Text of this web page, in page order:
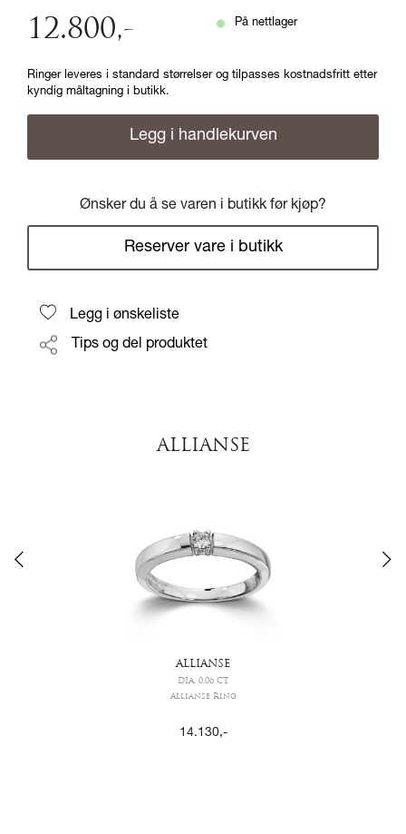
12.800,- På nettlager
Ringer leveres i standard størrelser og tilpasses kostnadsfritt etter
kyndig måltagning i butikk.
Legg i handlekurven
Ønsker du å se varen i butikk før kjøp?
Reserver vare i butikk
Legg i ønskeliste
Tips og del produktet
ALLIANSE
ALLIANSE
DIA. 0,06 CT.
Allianse Ring
14.130,-